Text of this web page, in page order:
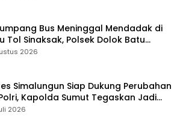
Bus Meninggal Mendadak di
Tol Sinaksak, Polsek Dolok Batu
Gerak Cepat Olah TKP
2026
Simalungun Siap Dukung Perubahan
Kapolda Sumut Tegaskan Jadi
Penguatan Profesionalisme dan
2026